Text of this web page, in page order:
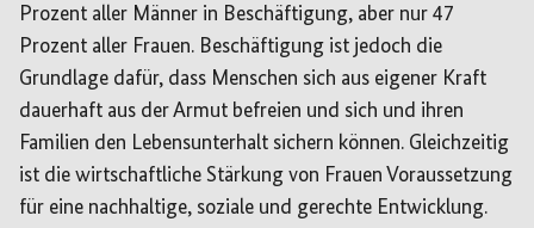
Prozent aller Männer in Beschäftigung, aber nur 47
Prozent aller Frauen. Beschäftigung ist jedoch die
Grundlage dafür, dass Menschen sich aus eigener Kraft
dauerhaft aus der Armut befreien und sich und ihren
Familien den Lebensunterhalt sichern können. Gleichzeitig
ist die wirtschaftliche Stärkung von Frauen Voraussetzung
für eine nachhaltige, soziale und gerechte Entwicklung.